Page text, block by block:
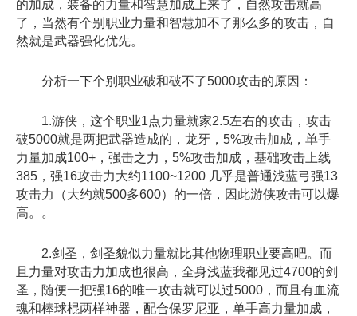
的加成，装备的力量和智慧加成上来了，自然攻击就高
了，当然有个别职业力量和智慧加不了那么多的攻击，自
然就是武器强化优先。
分析一下个别职业破和破不了5000攻击的原因：
1.游侠，这个职业1点力量就家2.5左右的攻击，攻击
破5000就是两把武器造成的，龙牙，5%攻击加成，单手
力量加成100+，强击之力，5%攻击加成，基础攻击上线
385，强16攻击力大约1100~1200 几乎是普通浅蓝弓强13
攻击力（大约就500多600）的一倍，因此游侠攻击可以爆
高。。
2.剑圣，剑圣貌似力量就比其他物理职业要高吧。而
且力量对攻击力加成也很高，全身浅蓝我都见过4700的剑
圣，随便一把强16的唯一攻击就可以过5000，而且有血流
魂和棒球棍两样神器，配合保罗尼亚，单手高力量加成，